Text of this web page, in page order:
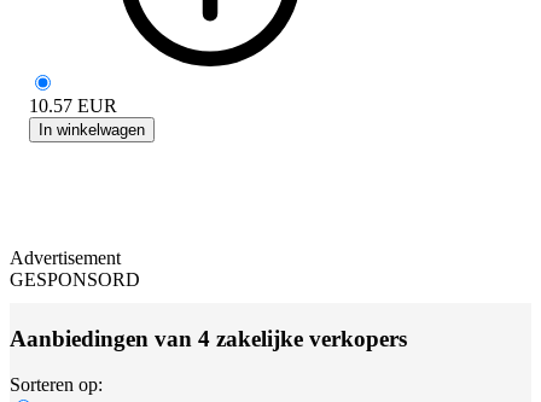
10.57 EUR
In winkelwagen
Advertisement
GESPONSORD
Aanbiedingen van 4 zakelijke verkopers
Sorteren op: